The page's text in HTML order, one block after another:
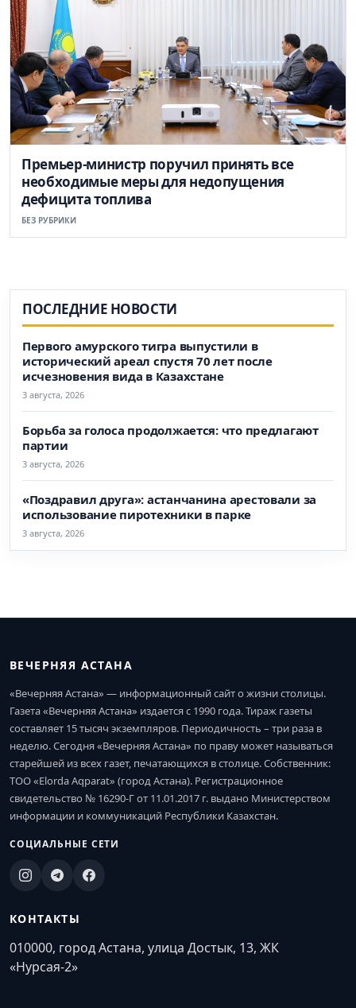
Премьер-министр поручил принять все
необходимые меры для недопущения
дефицита топлива
БЕЗ РУБРИКИ
ПОСЛЕДНИЕ НОВОСТИ
Первого амурского тигра выпустили в
исторический ареал спустя 70 лет после
исчезновения вида в Казахстане
3 августа, 2026
Борьба за голоса продолжается: что предлагают
партии
3 августа, 2026
«Поздравил друга»: астанчанина арестовали за
использование пиротехники в парке
3 августа, 2026
ВЕЧЕРНЯЯ АСТАНА
«Вечерняя Астана» — информационный сайт о жизни столицы.
Газета «Вечерняя Астана» издается с 1990 года. Тираж газеты
составляет 15 тысяч экземпляров. Периодичность – три раза в
неделю. Сегодня «Вечерняя Астана» по праву может называться
старейшей из всех газет, печатающихся в столице. Собственник:
ТОО «Elorda Aqparat» (город Астана). Регистрационное
свидетельство № 16290-Г от 11.01.2017 г. выдано Министерством
информации и коммуникаций Республики Казахстан.
СОЦИАЛЬНЫЕ СЕТИ
КОНТАКТЫ
010000, город Астана, улица Достык, 13, ЖК
«Нурсая-2»